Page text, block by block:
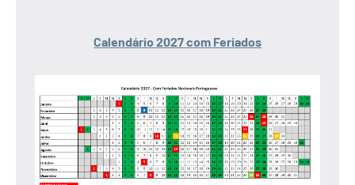
Calendário 2027 com Feriados